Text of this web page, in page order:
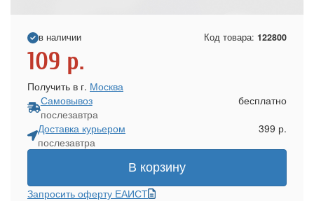
в наличии Код товара: 122800
109 р.
Получить в г. Москва
Самовывоз
послезавтра
бесплатно
Доставка курьером
послезавтра
399 р.
В корзину
Запросить оферту ЕАИСТ